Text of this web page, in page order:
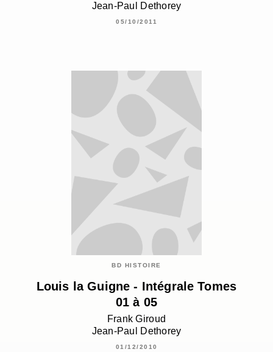
Jean-Paul Dethorey
05/10/2011
BD HISTOIRE
Louis la Guigne - Intégrale Tomes
01 à 05
Frank Giroud
Jean-Paul Dethorey
01/12/2010